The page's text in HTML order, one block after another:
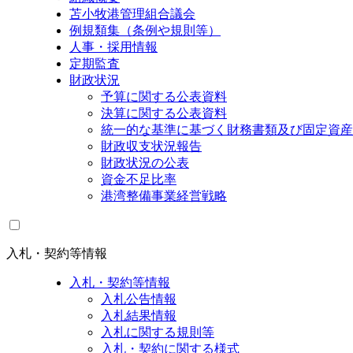
苫小牧港管理組合議会
例規類集（条例や規則等）
人事・採用情報
定期監査
財政状況
予算に関する公表資料
決算に関する公表資料
統一的な基準に基づく財務書類及び固定資
財政収支状況報告
財政状況の公表
資金不足比率
港湾整備事業経営戦略
入札・契約等情報
入札・契約等情報
入札公告情報
入札結果情報
入札に関する規則等
入札・契約に関する様式